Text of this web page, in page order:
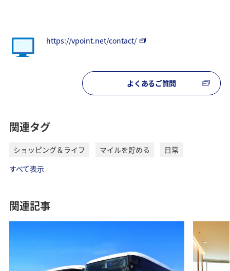
https://vpoint.net/contact/
よくあるご質問
関連タグ
ショッピング＆ライフ マイルを貯める
日常
すべて表示
関連記事